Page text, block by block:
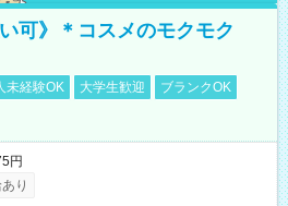
可》＊コスメのモクモク
未経験OK 大学生歓迎
ブランクOK
円
り